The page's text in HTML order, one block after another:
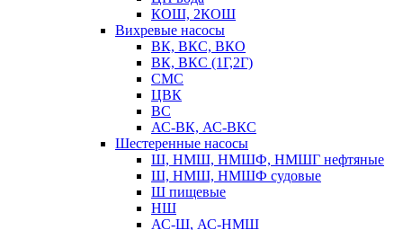
КОШ, 2КОШ
Вихревые насосы
ВК, ВКС, ВКО
ВК, ВКС (1Г,2Г)
СМС
ЦВК
ВС
АС-ВК, АС-ВКС
Шестеренные насосы
Ш, НМШ, НМШФ, НМШГ нефтяные
Ш, НМШ, НМШФ судовые
Ш пищевые
НШ
АС-Ш, АС-НМШ